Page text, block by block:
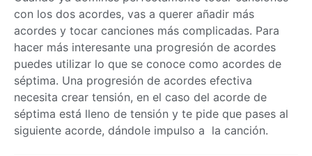
con los dos acordes, vas a querer añadir más
acordes y tocar canciones más complicadas. Para
hacer más interesante una progresión de acordes
puedes utilizar lo que se conoce como acordes de
séptima. Una progresión de acordes efectiva
necesita crear tensión, en el caso del acorde de
séptima está lleno de tensión y te pide que pases al
siguiente acorde, dándole impulso a la canción.